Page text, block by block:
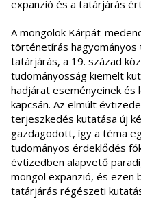
expanzió és a tatárjárás
A mongolok Kárpát-
történetírás hagyományos
tatárjárás, a 19. század
tudományosság kiemelt
hadjárat eseményeinek és
kapcsán. Az elmúlt
terjeszkedés kutatása új
gazdagodott, így a téma
tudományos érdeklődés
évtizedben alapvető
mongol expanzió, és ezen
tatárjárás régészeti